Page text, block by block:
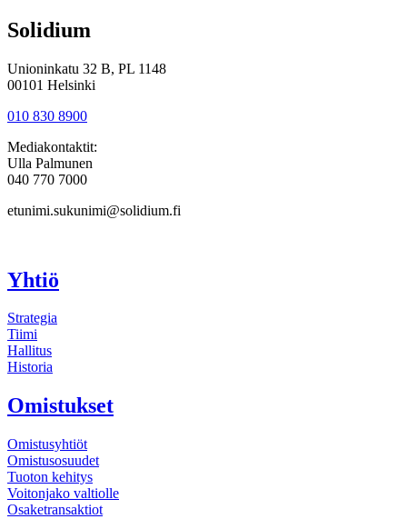
Solidium
Unioninkatu 32 B, PL 1148
00101 Helsinki
010 830 8900
Mediakontaktit:
Ulla Palmunen
040 770 7000
etunimi.sukunimi@solidium.fi
Yhtiö
Strategia
Tiimi
Hallitus
Historia
Omistukset
Omistusyhtiöt
Omistusosuudet
Tuoton kehitys
Voitonjako valtiolle
Osaketransaktiot